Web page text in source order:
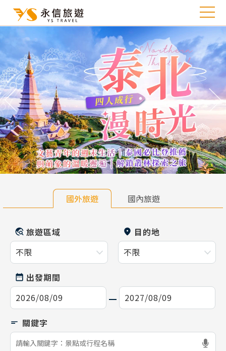
往前 往
國外旅遊 國內旅遊
旅遊區域 目的地
出發期間